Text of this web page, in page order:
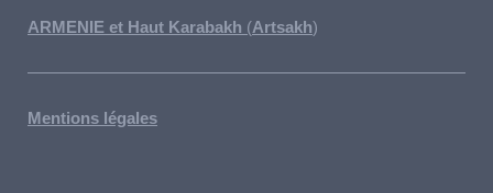
ARMENIE et Haut Karabakh (Artsakh)
Mentions légales